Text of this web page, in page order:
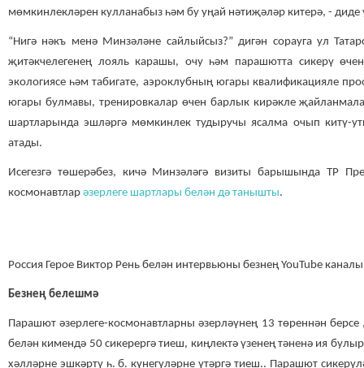
мөмкинлекләрен кулланабыз һәм бу уңай нәтиҗәләр китерә, - диде
“Нигә нәкъ менә Минзәләне сайлыйсыз?” дигән сорауга ул
җитәкчелегенең лояль карашы, очу һәм парашютта сикерү
экологиясе һәм табигате, аэроклубның югары квалификацияле
югары булмавы, тренировкалар өчен барлык кирәкле
шартларында эшләргә мөмкинлек тудыручы ясалма очып китү-
атады.
Исегезгә төшерәбез, кичә Минзәләгә визиты барышында ТР
космонавтлар әзерлеге шартлары белән дә танышты.
Россия Герое Виктор Рень белән интервьюны безнең YouTube
Безнең белешмә
Парашют әзерлеге-космонавтларны әзерләүнең 13 төреннән
белән кимендә 50 сикерергә тиеш, киңлектә үзенең тәненә ия
хәлләрне эшкәртү һ. б. күнегүләрне үтәргә тиеш.. Парашют